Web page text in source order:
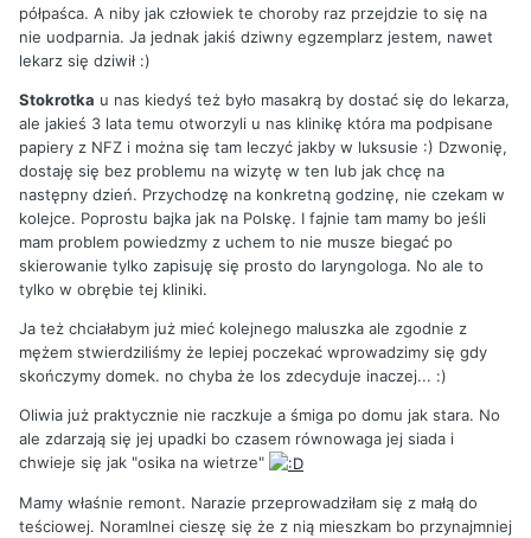
półpaśca. A niby jak człowiek te choroby raz przejdzie to się na
nie uodparnia. Ja jednak jakiś dziwny egzemplarz jestem, nawet
lekarz się dziwił :)
Stokrotka u nas kiedyś też było masakrą by dostać się do lekarza,
ale jakieś 3 lata temu otworzyli u nas klinikę która ma podpisane
papiery z NFZ i można się tam leczyć jakby w luksusie :) Dzwonię,
dostaję się bez problemu na wizytę w ten lub jak chcę na
następny dzień. Przychodzę na konkretną godzinę, nie czekam w
kolejce. Poprostu bajka jak na Polskę. I fajnie tam mamy bo jeśli
mam problem powiedzmy z uchem to nie musze biegać po
skierowanie tylko zapisuję się prosto do laryngologa. No ale to
tylko w obrębie tej kliniki.
Ja też chciałabym już mieć kolejnego maluszka ale zgodnie z
mężem stwierdziliśmy że lepiej poczekać wprowadzimy się gdy
skończymy domek. no chyba że los zdecyduje inaczej... :)
Oliwia już praktycznie nie raczkuje a śmiga po domu jak stara. No
ale zdarzają się jej upadki bo czasem równowaga jej siada i
chwieje się jak "osika na wietrze"
Mamy właśnie remont. Narazie przeprowadziłam się z małą do
teściowej. Noramlnei cieszę się że z nią mieszkam bo przynajmniej